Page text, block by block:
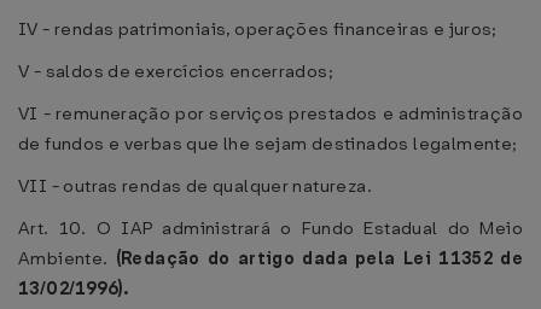
IV - rendas patrimoniais, operações financeiras e juros;
V - saldos de exercícios encerrados;
VI - remuneração por serviços prestados e administração
de fundos e verbas que lhe sejam destinados legalmente;
VII - outras rendas de qualquer natureza.
Art. 10. O IAP administrará o Fundo Estadual do Meio
Ambiente. (Redação do artigo dada pela Lei 11352 de
13/02/1996).